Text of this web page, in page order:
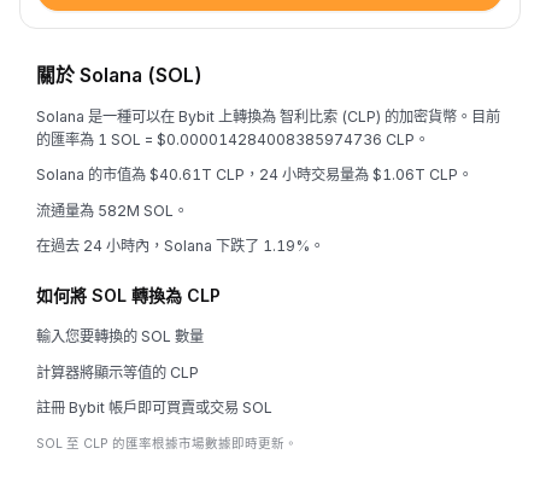
關於 Solana (SOL)
Solana 是一種可以在 Bybit 上轉換為 智利比索 (CLP) 的加密貨幣。目前
的匯率為 1 SOL = $0.000014284008385974736 CLP。
Solana 的市值為 $40.61T CLP，24 小時交易量為 $1.06T CLP。
流通量為 582M SOL。
在過去 24 小時內，Solana 下跌了 1.19%。
如何將 SOL 轉換為 CLP
輸入您要轉換的 SOL 數量
計算器將顯示等值的 CLP
註冊 Bybit 帳戶即可買賣或交易 SOL
SOL 至 CLP 的匯率根據市場數據即時更新。